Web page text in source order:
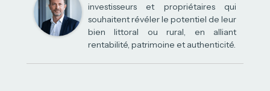
investisseurs et propriétaires qui
souhaitent révéler le potentiel de leur
bien littoral ou rural, en alliant
rentabilité, patrimoine et authenticité.